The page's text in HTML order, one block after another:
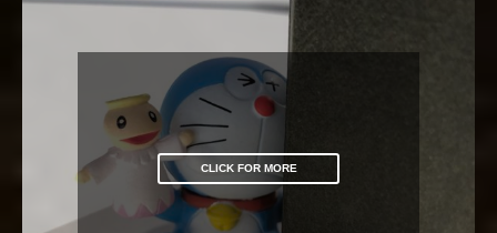
CLICK FOR MORE